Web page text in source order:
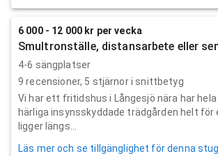
6 000 - 12 000 kr per vecka
Smultronställe, distansarbete eller
4-6 sängplatser
9 recensioner, 5 stjärnor i snittbetyg
Vi har ett fritidshus i Långesjö nära har
härliga insynsskyddade trädgården helt för
ligger längs...
Läs mer och se tillgänglighet för denna